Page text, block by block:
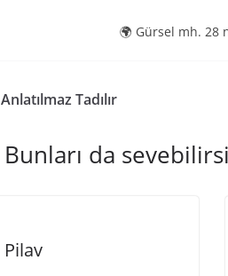
🌍 Gürsel mh. 28
Anlatılmaz Tadılır
Bunları da
Pilav